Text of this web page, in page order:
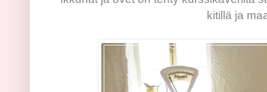
kitillä ja